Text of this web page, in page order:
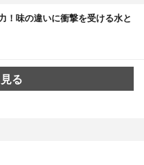
！味の違いに衝撃を受ける水と
る